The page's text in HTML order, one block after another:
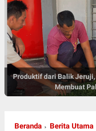
Produktif dari Balik
Membuat
Beranda Berita Utama